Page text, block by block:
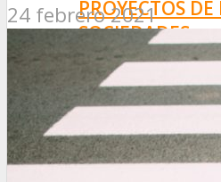
PROYECTOS DE
SOCIEDADES
OTRAS
INNOVACIÓN
NOTICIAS
LA CONFE
ITC
24 febrero 2021